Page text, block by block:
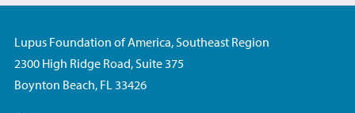
Lupus Foundation of America, Southeast Region
2300 High Ridge Road, Suite 375
Boynton Beach, FL 33426